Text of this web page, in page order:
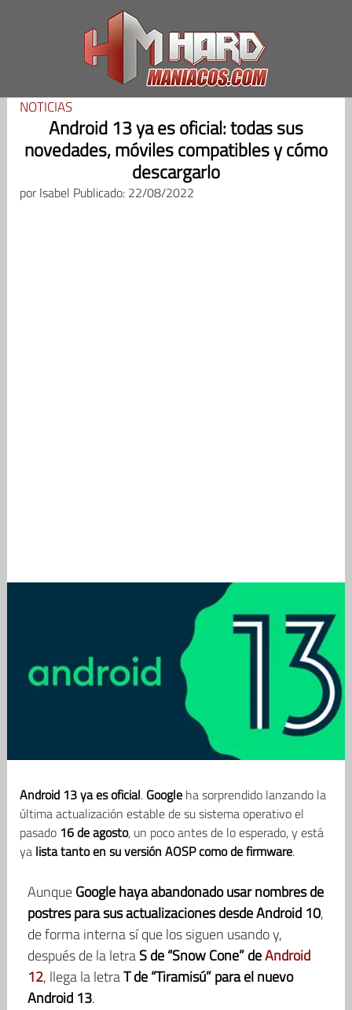
NOTICIAS
Android 13 ya es oficial: todas sus
novedades, móviles compatibles y cómo
descargarlo
porIsabel Publicado: 22/08/2022
Android 13 ya es oficial. Googleha sorprendido lanzando la
última actualización estable de su sistema operativo el
pasado 16 de agosto, un poco antes de lo esperado, y está
ya lista tanto en su versión AOSP como de firmware.
AunqueGooglehaya abandonado usar nombres de
postres para sus actualizaciones desde Android 10,
de forma interna sí que los siguen usando y,
después de la letraS de “Snow Cone” deAndroid
12, llega la letraT de “Tiramisú” para el nuevo
Android 13.